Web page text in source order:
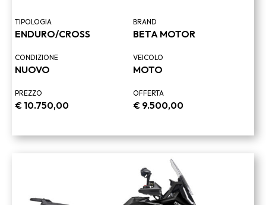
TIPOLOGIA
ENDURO/CROSS
BRAND
BETA MOTOR
CONDIZIONE
NUOVO
VEICOLO
MOTO
PREZZO
€ 10.750,00
OFFERTA
€ 9.500,00